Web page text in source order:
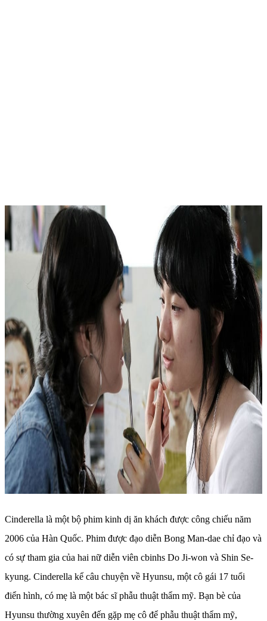
Cinderella là một bộ phim kinh dị ăn khách được công chiếu năm
2006 của Hàn Quốc. Phim được đạo diễn Bong Man-dae chỉ đạo và
có sự tham gia của hai nữ diễn viên cbinhs Do Ji-won và Shin Se-
kyung. Cinderella kể câu chuyện về Hyunsu, một cô gái 17 tuổi
điển hình, có mẹ là một bác sĩ phẫu thuật thẩm mỹ. Bạn bè của
Hyunsu thường xuyên đến gặp mẹ cô để phẫu thuật thẩm mỹ,